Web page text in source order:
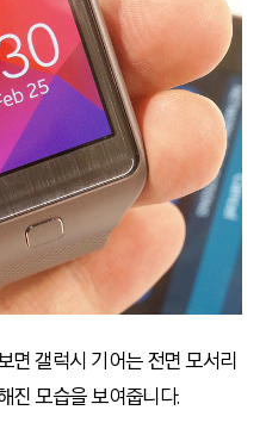
면 갤럭시 기어는 전면 모서리
진 모습을 보여줍니다.